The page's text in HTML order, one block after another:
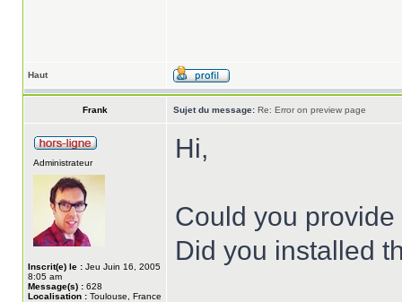
Haut
Frank Sujet du message: Re: Error on preview page
Administrateur
Inscrit(e) le : Jeu Juin 16, 2005
8:05 am
Message(s) : 628
Localisation : Toulouse, France
Hi,
Could you
Did you installed